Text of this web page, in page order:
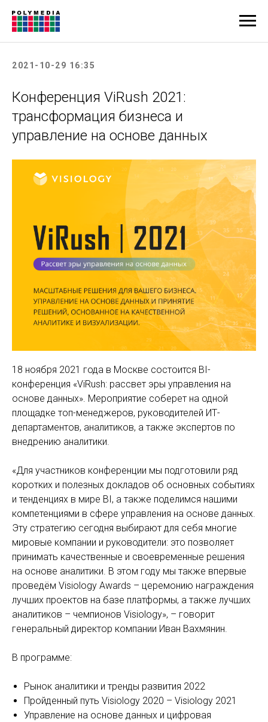
2021-10-29 16:35
Конференция ViRush 2021:
трансформация бизнеса и
управление на основе данных
18 ноября 2021 года в Москве состоится BI-
конференция «ViRush: рассвет эры управления на
основе данных». Мероприятие соберет на одной
площадке топ-менеджеров, руководителей ИТ-
департаментов, аналитиков, а также экспертов по
внедрению аналитики.
«Для участников конференции мы подготовили ряд
коротких и полезных докладов об основных событиях
и тенденциях в мире BI, а также поделимся нашими
компетенциями в сфере управления на основе данных.
Эту стратегию сегодня выбирают для себя многие
мировые компании и руководители: это позволяет
принимать качественные и своевременные решения
на основе аналитики. В этом году мы также впервые
проведём Visiology Awards – церемонию награждения
лучших проектов на базе платформы, а также лучших
аналитиков – чемпионов Visiology», – говорит
генеральный директор компании Иван Вахмянин.
В программе:
Рынок аналитики и тренды развития 2022
Пройденный путь Visiology 2020 – Visiology 2021
Управление на основе данных и цифровая